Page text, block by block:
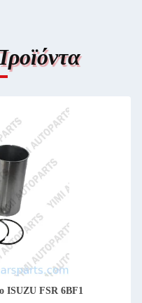
ISUZU FSR 6BF1